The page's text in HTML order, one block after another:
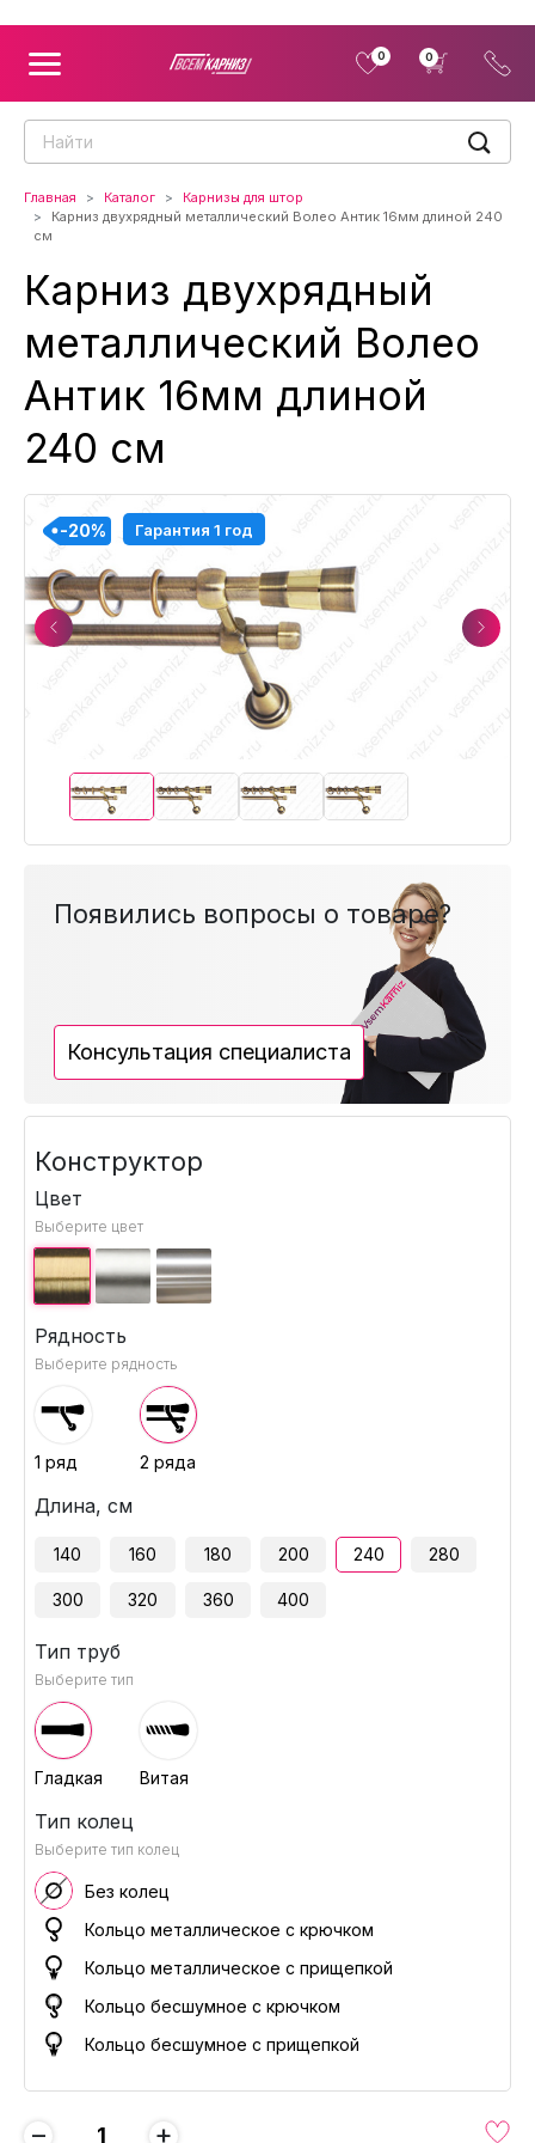
0 0
Главная Каталог
Карнизы для штор
Карниз двухрядный металлический Волео Антик 16мм длиной 240
см
Карниз двухрядный
металлический Волео
Антик 16мм длиной
240 см
Previous
-20% Гарантия 1 год
-20%
-20%
-20%
Next
Появились вопросы о товаре?
Консультация специалиста
Конструктор
Цвет
Выберите цвет
Рядность
Выберите рядность
1 ряд 2 ряда
Длина, см
140 160 180 200 240 280
300 320 360 400
Тип труб
Выберите тип
Гладкая Витая
Тип колец
Выберите тип колец
Без колец
Кольцо металлическое с крючком
Кольцо металлическое с прищепкой
Кольцо бесшумное с крючком
Кольцо бесшумное с прищепкой
− +